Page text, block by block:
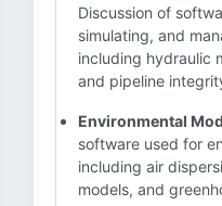
Discussion of
simulating, and
including hydraulic
and pipeline
Environmental
software used for
including air
models, and